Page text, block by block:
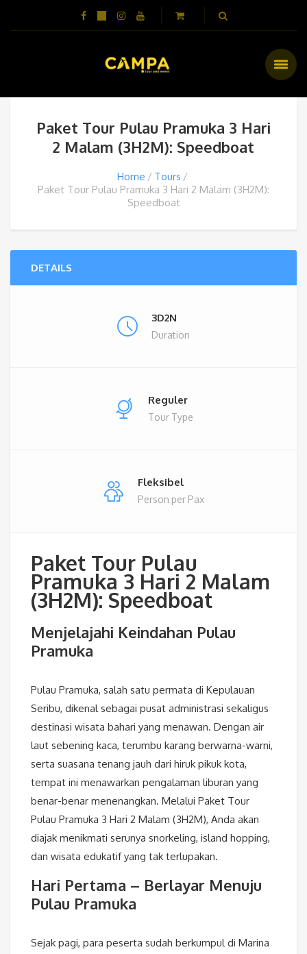
Paket Tour Pulau Pramuka 3 Hari
2 Malam (3H2M): Speedboat
Home
Tours
Paket Tour Pulau Pramuka 3 Hari 2 Malam (3H2M):
Speedboat
DETAILS
3D2N
Duration
Reguler
Tour Type
Fleksibel
Person per Pax
Paket Tour Pulau
Pramuka 3 Hari 2 Malam
(3H2M): Speedboat
Menjelajahi Keindahan Pulau
Pramuka
Pulau Pramuka, salah satu permata di Kepulauan
Seribu, dikenal sebagai pusat administrasi sekaligus
destinasi wisata bahari yang menawan. Dengan air
laut sebening kaca, terumbu karang berwarna-warni,
serta suasana tenang jauh dari hiruk pikuk kota,
tempat ini menawarkan pengalaman liburan yang
benar-benar menenangkan. Melalui Paket Tour
Pulau Pramuka 3 Hari 2 Malam (3H2M), Anda akan
diajak menikmati serunya snorkeling, island hopping,
dan wisata edukatif yang tak terlupakan.
Hari Pertama – Berlayar Menuju
Pulau Pramuka
Sejak pagi, para peserta sudah berkumpul di Marina